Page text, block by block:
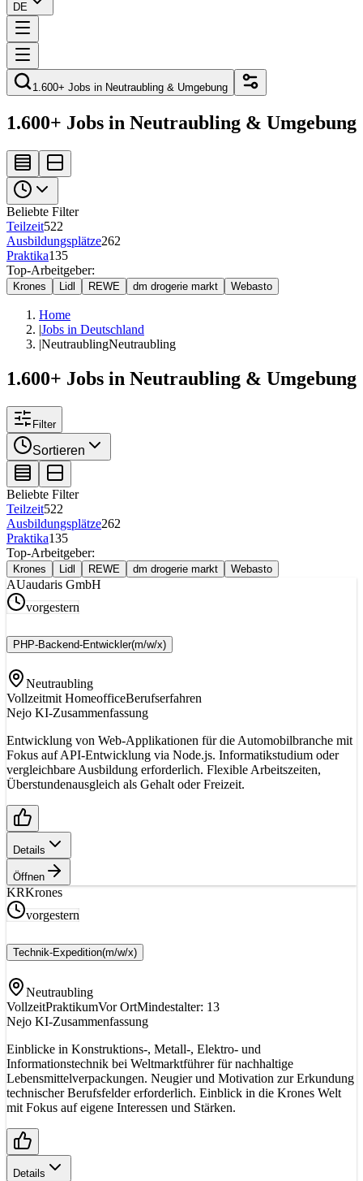
DE
1.600+ Jobs in Neutraubling & Umgebung
1.600+ Jobs in Neutraubling & Umgebung
Beliebte Filter
Teilzeit522
Ausbildungsplätze262
Praktika135
Top-Arbeitgeber:
Krones Lidl REWE dm drogerie markt Webasto
Home
|Jobs in Deutschland
|NeutraublingNeutraubling
1.600+ Jobs in Neutraubling & Umgebung
Filter
Sortieren
Beliebte Filter
Teilzeit522
Ausbildungsplätze262
Praktika135
Top-Arbeitgeber:
Krones Lidl REWE dm drogerie markt Webasto
AUaudaris GmbH
vorgestern
PHP-Backend-Entwickler(m/w/x)
Neutraubling
Vollzeitmit HomeofficeBerufserfahren
Nejo KI-Zusammenfassung
Entwicklung von Web-Applikationen für die Automobilbranche mit
Fokus auf API-Entwicklung via Node.js. Informatikstudium oder
vergleichbare Ausbildung erforderlich. Flexible Arbeitszeiten,
Überstundenausgleich als Gehalt oder Freizeit.
Details
Öffnen
KRKrones
vorgestern
Technik-Expedition(m/w/x)
Neutraubling
VollzeitPraktikumVor OrtMindestalter: 13
Nejo KI-Zusammenfassung
Einblicke in Konstruktions-, Metall-, Elektro- und
Informationstechnik bei Weltmarktführer für nachhaltige
Lebensmittelverpackungen. Neugier und Motivation zur Erkundung
technischer Berufsfelder erforderlich. Einblick in die Krones Welt
mit Fokus auf eigene Interessen und Stärken.
Details